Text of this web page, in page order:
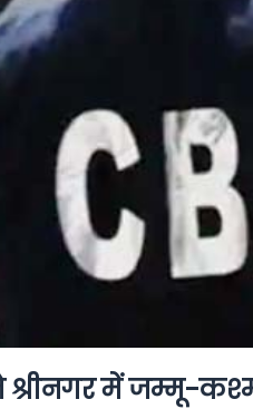
में जम्मू-